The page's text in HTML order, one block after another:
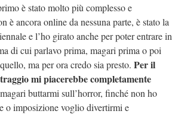
è stato molto più complesso e
è ancora online da nessuna parte, è stato la
e l’ho girato anche per poter entrare in
di cui parlavo prima, magari prima o poi
ma per ora credo sia presto. Per il
mi piacerebbe completamente
magari buttarmi sull’horror, finché non ho
o imposizione voglio divertirmi e